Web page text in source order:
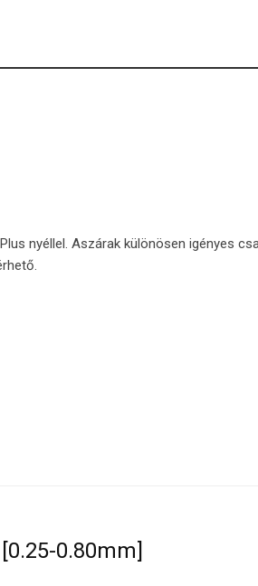
nyéllel. Aszárak különösen igényes
0.80mm]